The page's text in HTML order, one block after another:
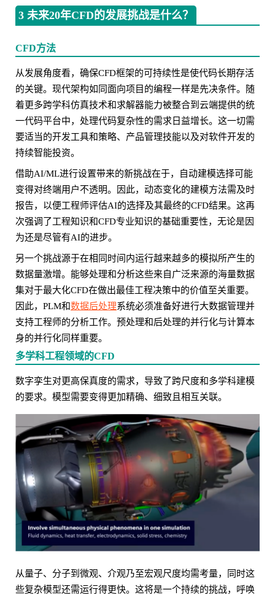
3 未来20年CFD的发展挑战是什么？
CFD方法
从发展角度看，确保CFD框架的可持续性是使代码长期存活
的关键。现代架构如同面向项目的编程一样是先决条件。随
着更多跨学科仿真技术和求解器能力被整合到云端提供的统
一代码平台中，处理代码复杂性的需求日益增长。这一切需
要适当的开发工具和策略、产品管理技能以及对软件开发的
持续智能投资。
借助AI/ML进行设置带来的新挑战在于，自动建模选择可能
变得对终端用户不透明。因此，动态变化的建模方法需及时
报告，以便工程师评估AI的选择及其最终的CFD结果。这再
次强调了工程知识和CFD专业知识的基础重要性，无论是因
为还是尽管有AI的进步。
另一个挑战源于在相同时间内运行越来越多的模拟所产生的
数据量激增。能够处理和分析这些来自广泛来源的海量数据
集对于最大化CFD在做出最佳工程决策中的价值至关重要。
因此，PLM和数据后处理系统必须准备好进行大数据管理并
支持工程师的分析工作。预处理和后处理的并行化与计算本
身的并行化同样重要。
多学科工程领域的CFD
数字孪生对更高保真度的需求，导致了跨尺度和多学科建模
的要求。模型需要变得更加精确、细致且相互关联。
从量子、分子到微观、介观乃至宏观尺度均需考量，同时这
些复杂模型还需运行得更快。这将是一个持续的挑战，呼唤